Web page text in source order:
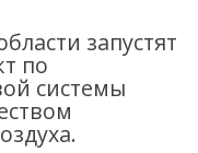
запустят
по
системы